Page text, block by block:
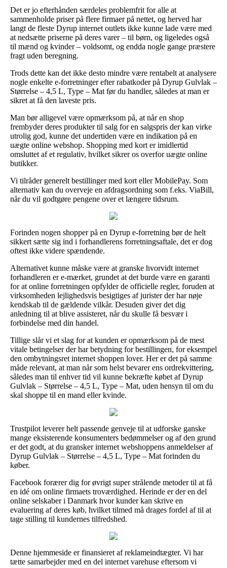
Det er jo efterhånden særdeles problemfrit for alle at
sammenholde priser på flere firmaer på nettet, og herved har
langt de fleste Dyrup internet outlets ikke kunne lade være med
at nedsætte priserne på deres varer – til børn, og ligeledes også
til mænd og kvinder – voldsomt, og endda nogle gange præstere
fragt uden beregning.
Trods dette kan det ikke desto mindre være rentabelt at analysere
nogle enkelte e-forretninger efter rabatkoder på Dyrup Gulvlak –
Størrelse – 4,5 L, Type – Mat før du handler, således at man er
sikret at få den laveste pris.
Man bør alligevel være opmærksom på, at når en shop
frembyder deres produkter til salg for en salgspris der kan virke
utrolig god, kunne det undertiden være en indikation på en
uægte online webshop. Shopping med kort er imidlertid
omsluttet af et regulativ, hvilket sikrer os overfor uægte online
butikker.
Vi tilråder generelt bestillinger med kort eller MobilePay. Som
alternativ kan du overveje en afdragsordning som f.eks. ViaBill,
når du vil godtgøre pengene over et længere tidsrum.
Forinden nogen shopper på en Dyrup e-forretning bør de helt
sikkert sætte sig ind i forhandlerens forretningsaftale, det er dog
oftest ikke videre spændende.
Alternativet kunne måske være at granske hvorvidt internet
forhandleren er e-mærket, grundet at det burde være en garanti
for at online forretningen opfylder de officielle regler, foruden at
virksomheden lejlighedsvis besigtiges af jurister der har nøje
kendskab til de gældende vilkår. Desuden giver det dig
anledning til at blive assisteret, når du skulle få besvær i
forbindelse med din handel.
Tillige slår vi et slag for at kunden er opmærksom på de mest
vitale betingelser der har betydning for bestillingen, for eksempel
den ombytningsret internet shoppen lover. Her er det på samme
måde relevant, at man når som helst bevarer ens ordrekvittering,
således man til enhver tid vil kunne bekræfte købet af Dyrup
Gulvlak – Størrelse – 4,5 L, Type – Mat, uden hensyn til om du
skal shoppe til en mand eller kvinde.
Trustpilot leverer helt passende genveje til at udforske ganske
mange eksisterende konsumenters bedømmelser og af den grund
er det godt, at du gransker internet webshoppens anmeldelser af
Dyrup Gulvlak – Størrelse – 4,5 L, Type – Mat forinden du
køber.
Facebook forærer dig for øvrigt super strålende metoder til at få
en idé om online firmaets troværdighed. Herinde er der en del
online selskaber i Danmark hvor kunder kan skrive en
evaluering af deres køb, hvilket tilmed må drages fordel af til at
tage stilling til kundernes tilfredshed.
Denne hjemmeside er finansieret af reklameindtægter. Vi har
tætte samarbejder med en del internet varehuse eftersom vi